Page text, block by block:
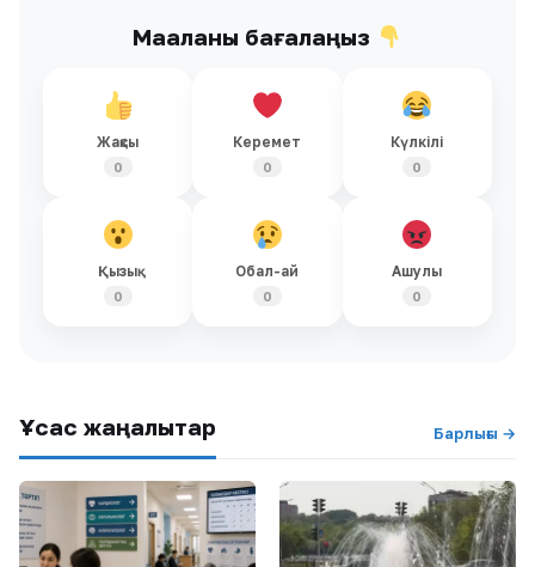
Мақаланы бағалаңыз
Жақсы
0
Керемет
0
Күлкілі
0
Қызық
0
Обал-ай
0
Ашулы
0
Ұқсас жаңалықтар Барлығы →